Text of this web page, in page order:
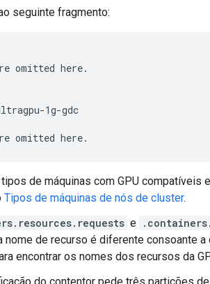
seguinte fragmento:
omitted here.
1g-gdc
de máquinas com GPU compatíveis
Tipos de máquinas de nós de cluster.
e
nome de recurso é diferente consoante a
encontrar os nomes dos recursos da